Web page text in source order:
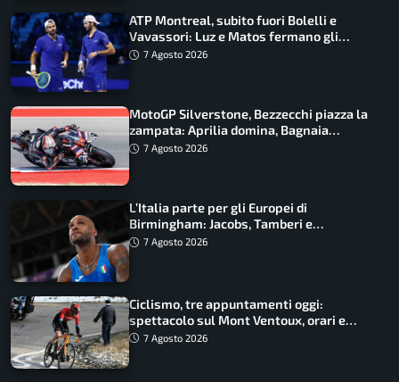
ATP Montreal, subito fuori Bolelli e
Vavassori: Luz e Matos fermano gli
azzurri
7 Agosto 2026
MotoGP Silverstone, Bezzecchi piazza la
zampata: Aprilia domina, Bagnaia
costretto al Q1
7 Agosto 2026
L’Italia parte per gli Europei di
Birmingham: Jacobs, Tamberi e
Battocletti guidano una spedizione
7 Agosto 2026
Ciclismo, tre appuntamenti oggi:
spettacolo sul Mont Ventoux, orari e
come vederli
7 Agosto 2026